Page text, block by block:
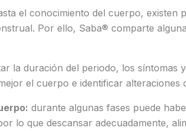
el conocimiento del cuerpo, existen
Por ello, Saba® comparte
la duración del periodo, los síntomas
el cuerpo e identificar alteraciones
durante algunas fases puede
lo que descansar adecuadamente,